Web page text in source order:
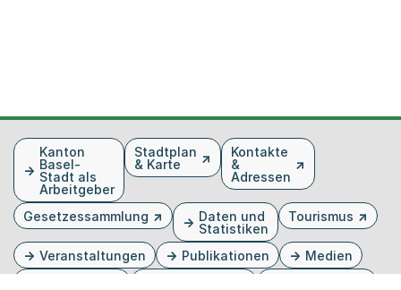
FusszeileKanton
Basel-
Stadt als
Arbeitgeber
Stadtplan
& Karte
Kontakte
&
Adressen
Gesetzessammlung
Daten und
Statistiken
Tourismus
Veranstaltungen Publikationen
Medien